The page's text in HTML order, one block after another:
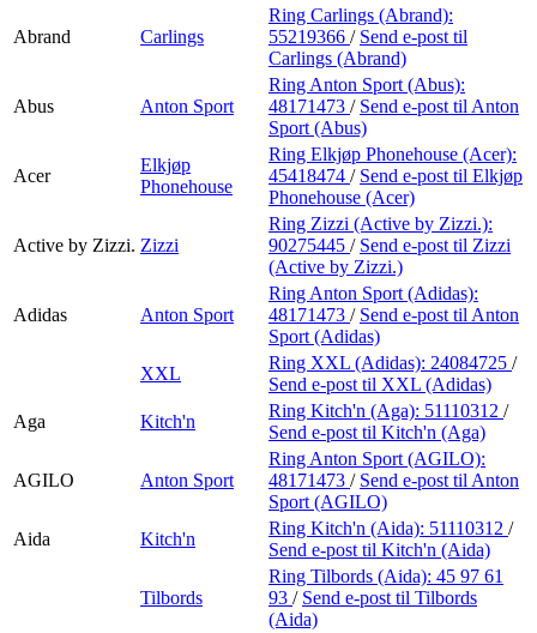
Abrand Carlings
Ring Carlings (Abrand):
55219366 / Send e-post til
Carlings (Abrand)
Abus Anton Sport
Ring Anton Sport (Abus):
48171473 / Send e-post til Anton
Sport (Abus)
Acer
Elkjøp
Phonehouse
Ring Elkjøp Phonehouse (Acer):
45418474 / Send e-post til Elkjøp
Phonehouse (Acer)
Active by Zizzi. Zizzi
Ring Zizzi (Active by Zizzi.):
90275445 / Send e-post til Zizzi
(Active by Zizzi.)
Adidas Anton Sport
Ring Anton Sport (Adidas):
48171473 / Send e-post til Anton
Sport (Adidas)
XXL
Ring XXL (Adidas): 24084725 /
Send e-post til XXL (Adidas)
Aga
Kitch'n
Ring Kitch'n (Aga): 51110312 /
Send e-post til Kitch'n (Aga)
AGILO Anton Sport
Ring Anton Sport (AGILO):
48171473 / Send e-post til Anton
Sport (AGILO)
Aida
Kitch'n
Ring Kitch'n (Aida): 51110312 /
Send e-post til Kitch'n (Aida)
Tilbords
Ring Tilbords (Aida): 45 97 61
93 / Send e-post til Tilbords
(Aida)